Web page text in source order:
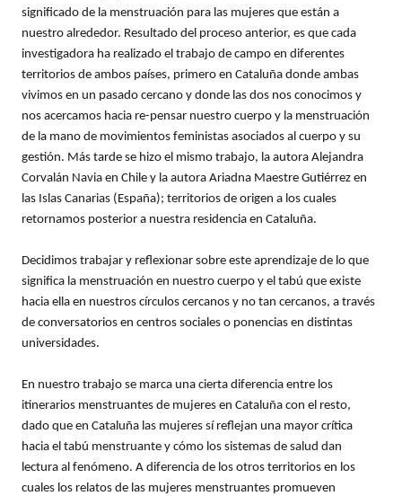
significado de la menstruación para las mujeres que están a
nuestro alrededor. Resultado del proceso anterior, es que cada
investigadora ha realizado el trabajo de campo en diferentes
territorios de ambos países, primero en Cataluña donde ambas
vivimos en un pasado cercano y donde las dos nos conocimos y
nos acercamos hacia re-pensar nuestro cuerpo y la menstruación
de la mano de movimientos feministas asociados al cuerpo y su
gestión. Más tarde se hizo el mismo trabajo, la autora Alejandra
Corvalán Navia en Chile y la autora Ariadna Maestre Gutiérrez en
las Islas Canarias (España); territorios de origen a los cuales
retornamos posterior a nuestra residencia en Cataluña.
Decidimos trabajar y reflexionar sobre este aprendizaje de lo que
significa la menstruación en nuestro cuerpo y el tabú que existe
hacia ella en nuestros círculos cercanos y no tan cercanos, a través
de conversatorios en centros sociales o ponencias en distintas
universidades.
En nuestro trabajo se marca una cierta diferencia entre los
itinerarios menstruantes de mujeres en Cataluña con el resto,
dado que en Cataluña las mujeres sí reflejan una mayor crítica
hacia el tabú menstruante y cómo los sistemas de salud dan
lectura al fenómeno. A diferencia de los otros territorios en los
cuales los relatos de las mujeres menstruantes promueven